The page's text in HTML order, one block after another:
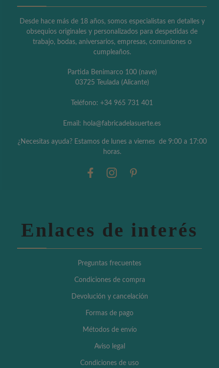
Desde hace más de 18 años, somos especialistas en detalles y
obsequios originales y personalizados para despedidas de
trabajo, bodas, aniversarios, empresas, comuniones o
cumpleaños.
Partida Benimarco 100 (nave)
03725 Teulada (Alicante)
Teléfono: +34 965 731 401
Email: hola@fabricadelasuerte.es
¿Necesitas ayuda? Estamos de lunes a viernes de 9:00 a 17:00
horas.
Enlaces de interés
Preguntas frecuentes
Condiciones de compra
Devolución y cancelación
Formas de pago
Métodos de envío
Aviso legal
Condiciones de uso